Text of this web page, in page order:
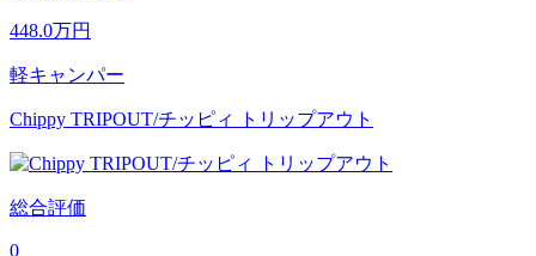
448.0万円
軽キャンパー
Chippy TRIPOUT/チッピィ トリップアウト
総合評価
0